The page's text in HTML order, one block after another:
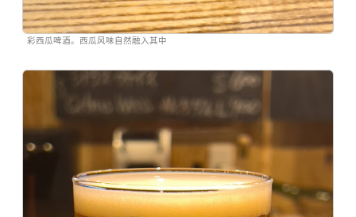
彩西瓜啤酒。西瓜风味自然融入其中